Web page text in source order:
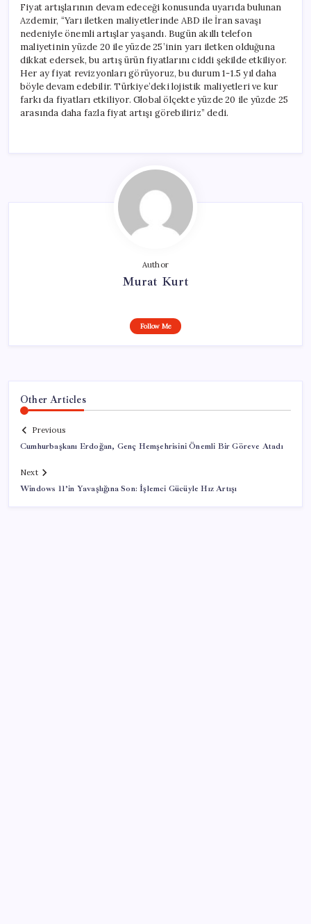
Fiyat artışlarının devam edeceği konusunda uyarıda bulunan
Azdemir, “Yarı iletken maliyetlerinde ABD ile İran savaşı
nedeniyle önemli artışlar yaşandı. Bugün akıllı telefon
maliyetinin yüzde 20 ile yüzde 25’inin yarı iletken olduğuna
dikkat edersek, bu artış ürün fiyatlarını ciddi şekilde etkiliyor.
Her ay fiyat revizyonları görüyoruz, bu durum 1-1.5 yıl daha
böyle devam edebilir. Türkiye’deki lojistik maliyetleri ve kur
farkı da fiyatları etkiliyor. Global ölçekte yüzde 20 ile yüzde 25
arasında daha fazla fiyat artışı görebiliriz” dedi.
Author
Murat Kurt
Follow Me
Other Articles
Previous
Cumhurbaşkanı Erdoğan, Genç Hemşehrisini Önemli Bir Göreve Atadı
Next
Windows 11’in Yavaşlığına Son: İşlemci Gücüyle Hız Artışı